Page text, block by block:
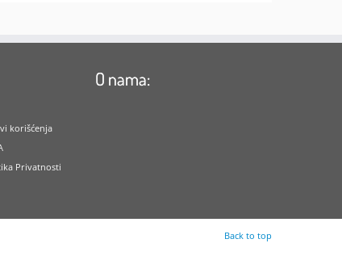
O nama:
korišćenja
Privatnosti
Back to top